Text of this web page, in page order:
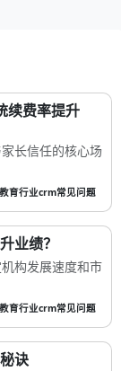
续费率提升
长信任的核心场
教育行业crm常见问题
业绩？
构发展速度和市
教育行业crm常见问题
诀